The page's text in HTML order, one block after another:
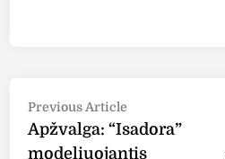
Post
navigation
Previous Article
article:
Apžvalga: “Isadora”
modeliuojantis